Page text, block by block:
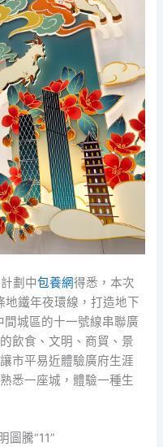
劃中包養網得悉，本次
地鐵年夜環線，打造地下
間城區的十一號線串聯廣
飲食、文明、商貿、景
市平易近體驗廣府生涯
悉一座城，體驗一種生
圖騰“11”